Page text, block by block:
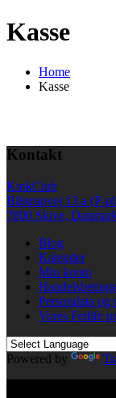
Kasse
Home
Kasse
Kontakt
KinkClub
Bilstrupvej 13 a (P-
7800 Skive,
Blog
Kalender
Min konto
Persondata
Vores Fetlife
Powered by